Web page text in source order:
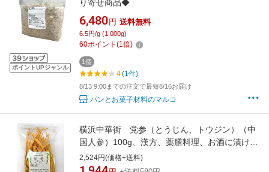
ポイントUPジャンル
り寄せ商品◆
6,480 円 送料無料
6.5円/g (1,000g)
60ポイント (1倍)
1個
4(1件)
8/13 9:00までの注文で最短8/16お届け
パンとお菓子材料のマルコ
横浜中華街 党参（とうじん、トウジン）（中
国人参）100g、漢方、薬膳料理、お酒に漬けて
用います♪
2,524円(価格+送料)